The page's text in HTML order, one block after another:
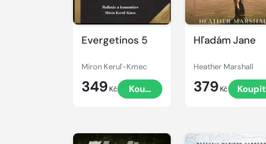
Evergetinos 5
Miron Keruľ-Kmec
349 Kč Koupit
Hľadám Jane
Heather Marshall
379 Kč Koupit